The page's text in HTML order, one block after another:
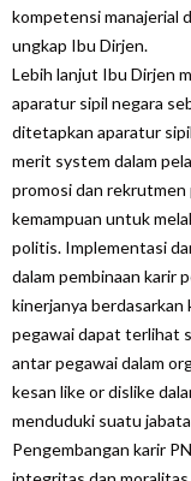
kompetensi manajerial
ungkap Ibu Dirjen.
Lebih lanjut Ibu Dirjen
aparatur sipil negara
ditetapkan aparatur
merit system dalam
promosi dan rekrutmen
kemampuan untuk
politis. Implementasi
dalam pembinaan karir
kinerjanya
pegawai dapat terlihat
antar pegawai dalam
kesan like or dislike
menduduki suatu
Pengembangan karir